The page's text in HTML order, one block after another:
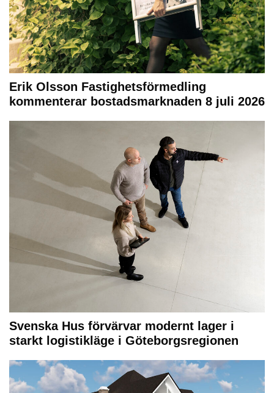
Erik Olsson Fastighetsförmedling
kommenterar bostadsmarknaden 8 juli 2026
Svenska Hus förvärvar modernt lager i
starkt logistikläge i Göteborgsregionen